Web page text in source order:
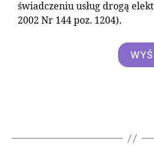
świadczeniu usług drogą
2002 Nr 144 poz. 1204).